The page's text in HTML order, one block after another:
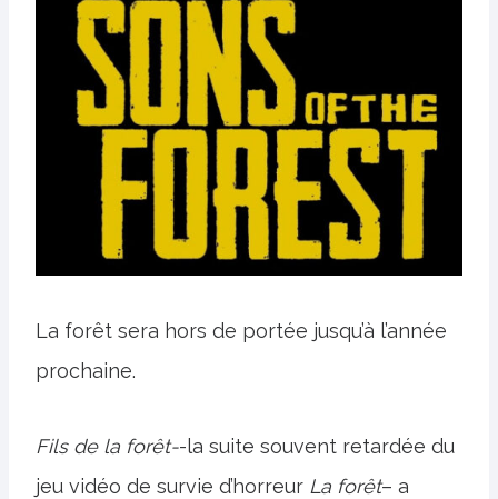
La forêt sera hors de portée jusqu’à l’année
prochaine.
Fils de la forêt--la suite souvent retardée du
jeu vidéo de survie d’horreur La forêt– a